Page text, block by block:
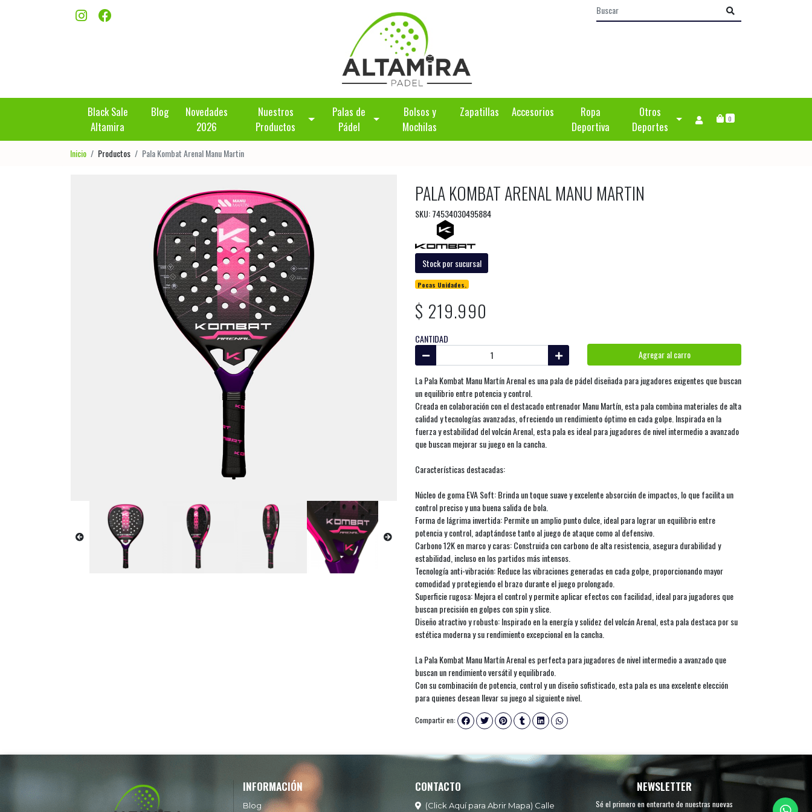
Black Sale
Altamira
Blog
Novedades
2026
Nuestros
Productos
Palas de
Pádel
Bolsos y
Mochilas
Zapatillas Accesorios
Ropa
Deportiva
Otros
Deportes
0
Inicio Productos Pala Kombat Arenal Manu Martin
PALA KOMBAT ARENAL MANU MARTIN
SKU: 74534030495884
Stock por sucursal
Pocas Unidades.
$ 219.990
CANTIDAD
Agregar al carro
La Pala Kombat Manu Martín Arenal es una pala de pádel diseñada para jugadores exigentes que buscan
un equilibrio entre potencia y control.
Creada en colaboración con el destacado entrenador Manu Martín, esta pala combina materiales de alta
calidad y tecnologías avanzadas, ofreciendo un rendimiento óptimo en cada golpe. Inspirada en la
fuerza y estabilidad del volcán Arenal, esta pala es ideal para jugadores de nivel intermedio a avanzado
que buscan mejorar su juego en la cancha.
Características destacadas:
Núcleo de goma EVA Soft: Brinda un toque suave y excelente absorción de impactos, lo que facilita un
control preciso y una buena salida de bola.
Forma de lágrima invertida: Permite un amplio punto dulce, ideal para lograr un equilibrio entre
potencia y control, adaptándose tanto al juego de ataque como al defensivo.
Carbono 12K en marco y caras: Construida con carbono de alta resistencia, asegura durabilidad y
estabilidad, incluso en los partidos más intensos.
Tecnología anti-vibración: Reduce las vibraciones generadas en cada golpe, proporcionando mayor
comodidad y protegiendo el brazo durante el juego prolongado.
Superficie rugosa: Mejora el control y permite aplicar efectos con facilidad, ideal para jugadores que
buscan precisión en golpes con spin y slice.
Diseño atractivo y robusto: Inspirado en la energía y solidez del volcán Arenal, esta pala destaca por su
estética moderna y su rendimiento excepcional en la cancha.
La Pala Kombat Manu Martín Arenal es perfecta para jugadores de nivel intermedio a avanzado que
buscan un rendimiento versátil y equilibrado.
Con su combinación de potencia, control y un diseño sofisticado, esta pala es una excelente elección
para quienes desean llevar su juego al siguiente nivel.
Compartir en:
INFORMACIÓN
Blog
CONTACTO
(Click Aquí para Abrir Mapa) Calle
NEWSLETTER
Sé el primero en enterarte de nuestras nuevas